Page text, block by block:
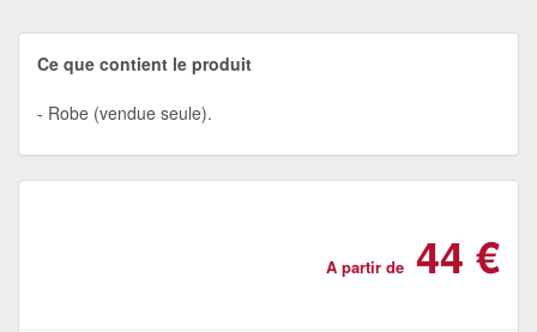
Ce que contient le produit
Robe (vendue seule).
A partir de 44 €